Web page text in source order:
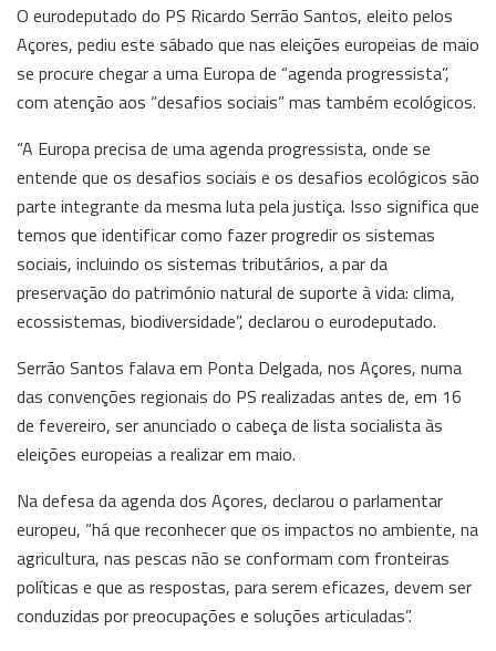
O eurodeputado do PS Ricardo Serrão Santos, eleito pelos
Açores, pediu este sábado que nas eleições europeias de maio
se procure chegar a uma Europa de “agenda progressista”,
com atenção aos “desafios sociais” mas também ecológicos.
“A Europa precisa de uma agenda progressista, onde se
entende que os desafios sociais e os desafios ecológicos são
parte integrante da mesma luta pela justiça. Isso significa que
temos que identificar como fazer progredir os sistemas
sociais, incluindo os sistemas tributários, a par da
preservação do património natural de suporte à vida: clima,
ecossistemas, biodiversidade”, declarou o eurodeputado.
Serrão Santos falava em Ponta Delgada, nos Açores, numa
das convenções regionais do PS realizadas antes de, em 16
de fevereiro, ser anunciado o cabeça de lista socialista às
eleições europeias a realizar em maio.
Na defesa da agenda dos Açores, declarou o parlamentar
europeu, “há que reconhecer que os impactos no ambiente, na
agricultura, nas pescas não se conformam com fronteiras
políticas e que as respostas, para serem eficazes, devem ser
conduzidas por preocupações e soluções articuladas”.